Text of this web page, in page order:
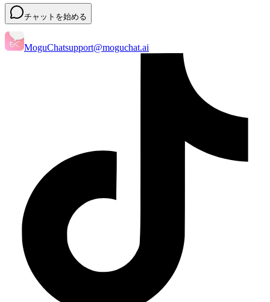
チャットを始める
MoguChatsupport@moguchat.ai